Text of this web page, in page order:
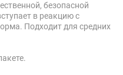
безопасной
в реакцию с
Подходит для средних